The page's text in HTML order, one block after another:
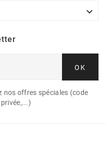

OK
nos offres spéciales (code